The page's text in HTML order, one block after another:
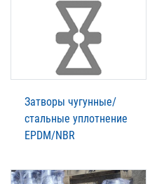
Затворы чугунные/
стальные уплотнение
EPDM/NBR